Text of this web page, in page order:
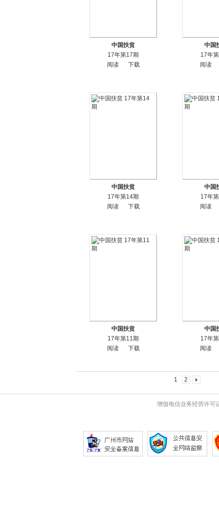
中国扶贫
17年第17期
阅读
下载
中国
17年
阅读
中国扶贫
17年第14期
阅读
下载
中国
17年
阅读
中国扶贫
17年第11期
阅读
下载
中国
17年
阅读
1 2
增值电信业务经营许